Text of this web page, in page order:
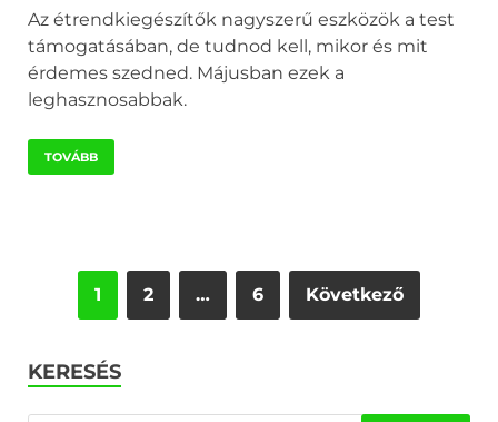
Az étrendkiegészítők nagyszerű eszközök a test
támogatásában, de tudnod kell, mikor és mit
érdemes szedned. Májusban ezek a
leghasznosabbak.
TOVÁBB
1 2 … 6 Következő
KERESÉS